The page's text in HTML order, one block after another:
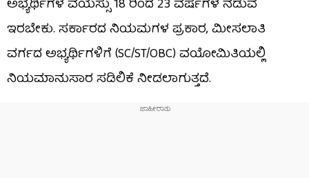
ಅಭ್ಯರ್ಥಿಗಳ ವಯಸ್ಸು 18 ರಿಂದ 23 ವರ್ಷಗಳ ನಡುವೆ
ಇರಬೇಕು. ಸರ್ಕಾರದ ನಿಯಮಗಳ ಪ್ರಕಾರ, ಮೀಸಲಾತಿ
ವರ್ಗದ ಅಭ್ಯರ್ಥಿಗಳಿಗೆ (SC/ST/OBC) ವಯೋಮಿತಿಯಲ್ಲಿ
ನಿಯಮಾನುಸಾರ ಸಡಿಲಿಕೆ ನೀಡಲಾಗುತ್ತದೆ.